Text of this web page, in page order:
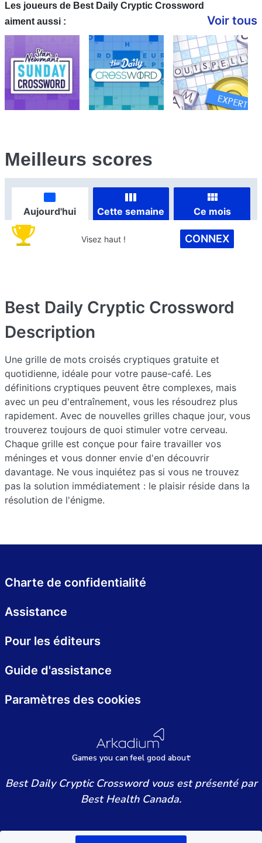
Les joueurs de Best Daily Cryptic Crossword
aiment aussi :
Voir tous
Meilleurs scores
Aujourd'hui Cette semaine Ce mois
Visez haut ! CONNEX
Best Daily Cryptic Crossword
Description
Une grille de mots croisés cryptiques gratuite et
quotidienne, idéale pour votre pause-café. Les
définitions cryptiques peuvent être complexes, mais
avec un peu d'entraînement, vous les résoudrez plus
rapidement. Avec de nouvelles grilles chaque jour, vous
trouverez toujours de quoi stimuler votre cerveau.
Chaque grille est conçue pour faire travailler vos
méninges et vous donner envie d'en découvrir
davantage. Ne vous inquiétez pas si vous ne trouvez
pas la solution immédiatement : le plaisir réside dans la
résolution de l'énigme.
Games you canfeel good about
Charte de confidentialité
Assistance
Pour les éditeurs
Guide d'assistance
Paramètres des cookies
Best Daily Cryptic Crossword vous est présenté par
Best Health Canada.